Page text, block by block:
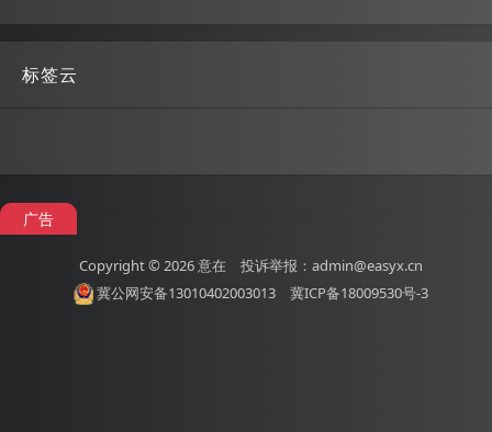
标签云
广告
Copyright © 2026意在 投诉举报：admin@easyx.cn
冀公网安备13010402003013
冀ICP备18009530号-3